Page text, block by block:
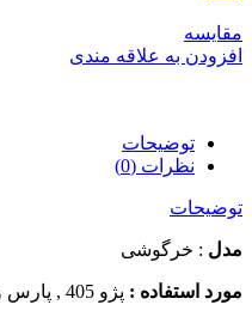
مقایسه
افزودن به علاقه مندی
توضیحات
نظرات (0)
توضیحات
مدل : خرگوشی
مورد استفاده : پژو 405 , پارس و سمند